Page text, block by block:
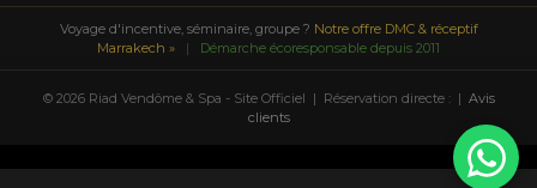
Voyage d'incentive, séminaire, groupe ? Notre offre DMC & réceptif
Marrakech »
| Démarche écoresponsable depuis 2011
© 2026 Riad Vendôme & Spa - Site Officiel | Réservation directe : | Avis
clients